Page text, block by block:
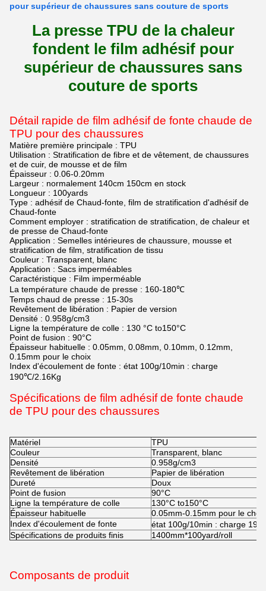
pour supérieur de chaussures sans couture de sports
La presse TPU de la chaleur
fondent le film adhésif pour
supérieur de chaussures sans
couture de sports
Détail rapide de film adhésif de fonte chaude de
TPU pour des chaussures
Matière première principale : TPU
Utilisation : Stratification de fibre et de vêtement, de chaussures
et de cuir, de mousse et de film
Épaisseur : 0.06-0.20mm
Largeur : normalement 140cm 150cm en stock
Longueur : 100yards
Type : adhésif de Chaud-fonte, film de stratification d'adhésif de
Chaud-fonte
Comment employer : stratification de stratification, de chaleur et
de presse de Chaud-fonte
Application : Semelles intérieures de chaussure, mousse et
stratification de film, stratification de tissu
Couleur : Transparent, blanc
Application : Sacs imperméables
Caractéristique : Film imperméable
La température chaude de presse : 160-180℃
Temps chaud de presse : 15-30s
Revêtement de libération : Papier de version
Densité : 0.958g/cm3
Ligne la température de colle : 130 °C to150°C
Point de fusion : 90°C
Épaisseur habituelle : 0.05mm, 0.08mm, 0.10mm, 0.12mm,
0.15mm pour le choix
Index d'écoulement de fonte : état 100g/10min : charge
190℃/2.16Kg
Spécifications de film adhésif de fonte chaude
de TPU pour des chaussures
Matériel
TPU
Couleur
Transparent, blanc
Densité
0.958g/cm3
Revêtement de libération
Papier de libération
Dureté
Doux
Point de fusion
90°C
Ligne la température de colle
130°C to150°C
Épaisseur habituelle
0.05mm-0.15mm pour le choix
Index d'écoulement de fonte
état 100g/10min : charge
Spécifications de produits finis
1400mm*100yard/roll
Composants de produit